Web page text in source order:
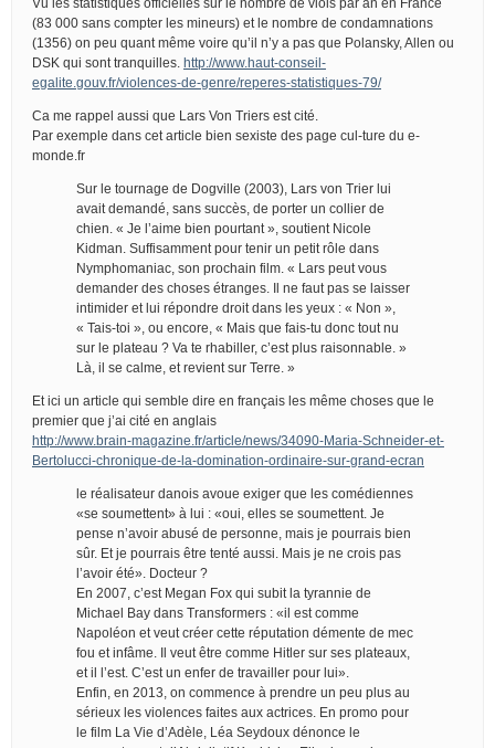
(83 000 sans compter les mineurs) et le nombre de condamnations
(1356) on peu quant même voire qu’il n’y a pas que Polansky, Allen ou
DSK qui sont tranquilles. http://www.haut-conseil-
egalite.gouv.fr/violences-de-genre/reperes-statistiques-79/
Ca me rappel aussi que Lars Von Triers est cité.
Par exemple dans cet article bien sexiste des page cul-ture du e-
monde.fr
Sur le tournage de Dogville (2003), Lars von Trier lui
avait demandé, sans succès, de porter un collier de
chien. « Je l’aime bien pourtant », soutient Nicole
Kidman. Suffisamment pour tenir un petit rôle dans
Nymphomaniac, son prochain film. « Lars peut vous
demander des choses étranges. Il ne faut pas se laisser
intimider et lui répondre droit dans les yeux : « Non »,
« Tais-toi », ou encore, « Mais que fais-tu donc tout nu
sur le plateau ? Va te rhabiller, c’est plus raisonnable. »
Là, il se calme, et revient sur Terre. »
Et ici un article qui semble dire en français les même choses que le
premier que j’ai cité en anglais
http://www.brain-magazine.fr/article/news/34090-Maria-Schneider-et-
Bertolucci-chronique-de-la-domination-ordinaire-sur-grand-ecran
le réalisateur danois avoue exiger que les comédiennes
«se soumettent» à lui : «oui, elles se soumettent. Je
pense n’avoir abusé de personne, mais je pourrais bien
sûr. Et je pourrais être tenté aussi. Mais je ne crois pas
l’avoir été». Docteur ?
En 2007, c’est Megan Fox qui subit la tyrannie de
Michael Bay dans Transformers : «il est comme
Napoléon et veut créer cette réputation démente de mec
fou et infâme. Il veut être comme Hitler sur ses plateaux,
et il l’est. C’est un enfer de travailler pour lui».
Enfin, en 2013, on commence à prendre un peu plus au
sérieux les violences faites aux actrices. En promo pour
le film La Vie d’Adèle, Léa Seydoux dénonce le